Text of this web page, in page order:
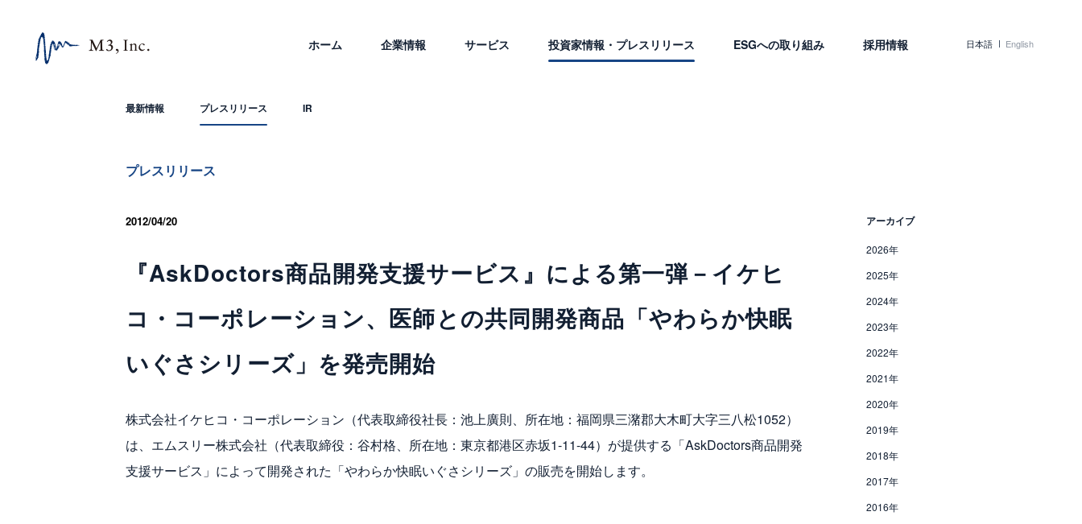
ホーム 企業情報 サービス 投資家情報・プレスリリース ESGへの取り組み 採用情報 日本語 English
最新情報 プレスリリース IR
プレスリリース
2012/04/20
『AskDoctors商品開発支援サービス』による第一弾－イケヒ
コ・コーポレーション、医師との共同開発商品「やわらか快眠
いぐさシリーズ」を発売開始
株式会社イケヒコ・コーポレーション（代表取締役社長：池上廣則、所在地：福岡県三潴郡大木町大字三八松1052）
は、エムスリー株式会社（代表取締役：谷村格、所在地：東京都港区赤坂1-11-44）が提供する「AskDoctors商品開発
支援サービス」によって開発された「やわらか快眠いぐさシリーズ」の販売を開始します。
アーカイブ
2026年
2025年
2024年
2023年
2022年
2021年
2020年
2019年
2018年
2017年
2016年